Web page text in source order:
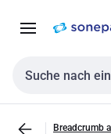
NavigationInhalt
Sucheingabe
Breadcrumb